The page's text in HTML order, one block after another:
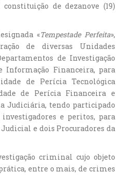
de dezanove (19)
«Tempestade Perfeita»,
de diversas Unidades
de Investigação
Financeira, para
de Perícia Tecnológica
de Perícia Financeira e
Judiciária, tendo participado
investigadores e peritos, para
e dois Procuradores da
criminal cujo objeto
entre o mais, de crimes